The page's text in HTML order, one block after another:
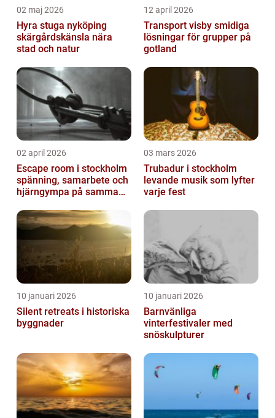
02 maj 2026
Hyra stuga nyköping
skärgårdskänsla nära
stad och natur
12 april 2026
Transport visby smidiga
lösningar för grupper på
gotland
02 april 2026
Escape room i stockholm
spänning, samarbete och
hjärngympa på samma
03 mars 2026
Trubadur i stockholm
levande musik som lyfter
varje fest
10 januari 2026
Silent retreats i historiska
byggnader
10 januari 2026
Barnvänliga
vinterfestivaler med
snöskulpturer